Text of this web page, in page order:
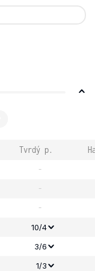
Tvrdý p.
-
-
-
10/4
3/6
1/3